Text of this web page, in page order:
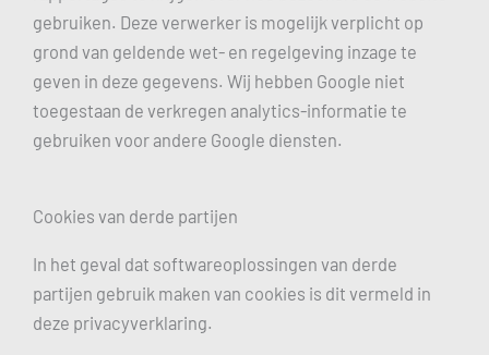
gebruiken. Deze verwerker is mogelijk verplicht op
grond van geldende wet- en regelgeving inzage te
geven in deze gegevens. Wij hebben Google niet
toegestaan de verkregen analytics-informatie te
gebruiken voor andere Google diensten.
Cookies van derde partijen
In het geval dat softwareoplossingen van derde
partijen gebruik maken van cookies is dit vermeld in
deze privacyverklaring.